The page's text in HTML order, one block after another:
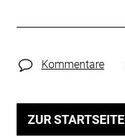
Kommentare
ZUR STARTSEITE